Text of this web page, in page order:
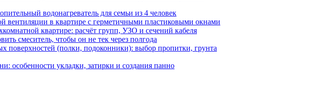
водонагреватель для семьи из 4 человек
вентиляции в квартире с герметичными пластиковыми окнами
квартире: расчёт групп, УЗО и сечений кабеля
смеситель, чтобы он не тек через полгода
поверхностей (полки, подоконники): выбор пропитки, грунта
особенности укладки, затирки и создания панно